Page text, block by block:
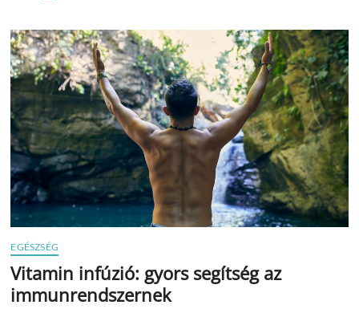
érdekességek
a
Szupermentán
EGÉSZSÉG
Vitamin infúzió: gyors segítség az
immunrendszernek